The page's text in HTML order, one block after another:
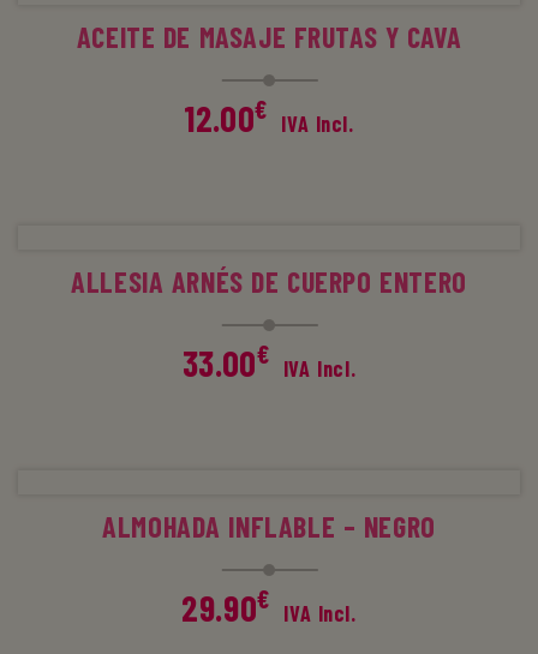
ACEITE DE MASAJE FRUTAS Y CAVA
12.00€ IVA Incl.
ALLESIA ARNÉS DE CUERPO ENTERO
33.00€ IVA Incl.
ALMOHADA INFLABLE – NEGRO
29.90€ IVA Incl.